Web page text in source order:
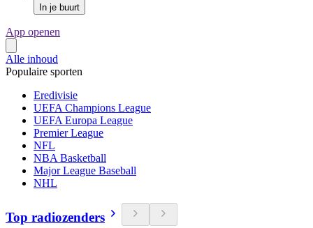
In je buurt
App openen
Alle inhoud
Populaire sporten
Eredivisie
UEFA Champions League
UEFA Europa League
Premier League
NFL
NBA Basketball
Major League Baseball
NHL
Top radiozenders